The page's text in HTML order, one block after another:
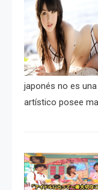
japonés no es
artístico posee